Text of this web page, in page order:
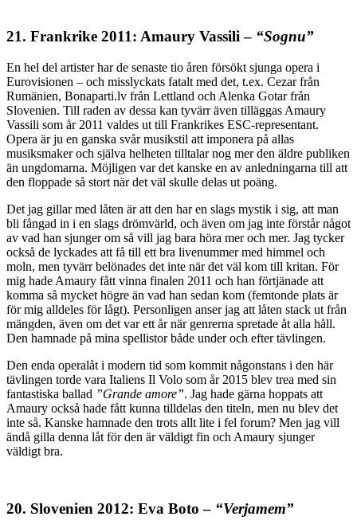
21. Frankrike 2011: Amaury Vassili – “Sognu”
En hel del artister har de senaste tio åren försökt sjunga opera i
Eurovisionen – och misslyckats fatalt med det, t.ex. Cezar från
Rumänien, Bonaparti.lv från Lettland och Alenka Gotar från
Slovenien. Till raden av dessa kan tyvärr även tilläggas Amaury
Vassili som år 2011 valdes ut till Frankrikes ESC-representant.
Opera är ju en ganska svår musikstil att imponera på allas
musiksmaker och själva helheten tilltalar nog mer den äldre publiken
än ungdomarna. Möjligen var det kanske en av anledningarna till att
den floppade så stort när det väl skulle delas ut poäng.
Det jag gillar med låten är att den har en slags mystik i sig, att man
bli fångad in i en slags drömvärld, och även om jag inte förstår något
av vad han sjunger om så vill jag bara höra mer och mer. Jag tycker
också de lyckades att få till ett bra livenummer med himmel och
moln, men tyvärr belönades det inte när det väl kom till kritan. För
mig hade Amaury fått vinna finalen 2011 och han förtjänade att
komma så mycket högre än vad han sedan kom (femtonde plats är
för mig alldeles för lågt). Personligen anser jag att låten stack ut från
mängden, även om det var ett år när genrerna spretade åt alla håll.
Den hamnade på mina spellistor både under och efter tävlingen.
Den enda operalåt i modern tid som kommit någonstans i den här
tävlingen torde vara Italiens Il Volo som år 2015 blev trea med sin
fantastiska ballad ”Grande amore”. Jag hade gärna hoppats att
Amaury också hade fått kunna tilldelas den titeln, men nu blev det
inte så. Kanske hamnade den trots allt lite i fel forum? Men jag vill
ändå gilla denna låt för den är väldigt fin och Amaury sjunger
väldigt bra.
20. Slovenien 2012: Eva Boto – “Verjamem”